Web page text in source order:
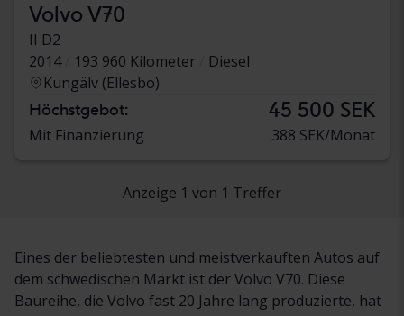
Volvo V70
II D2
2014
193 960 Kilometer
Diesel
Kungälv (Ellesbo)
Höchstgebot: 45 500 SEK
Mit Finanzierung 388 SEK/Monat
Anzeige 1 von 1 Treffer
Eines der beliebtesten und meistverkauften Autos auf
dem schwedischen Markt ist der Volvo V70. Diese
Baureihe, die Volvo fast 20 Jahre lang produzierte, hat